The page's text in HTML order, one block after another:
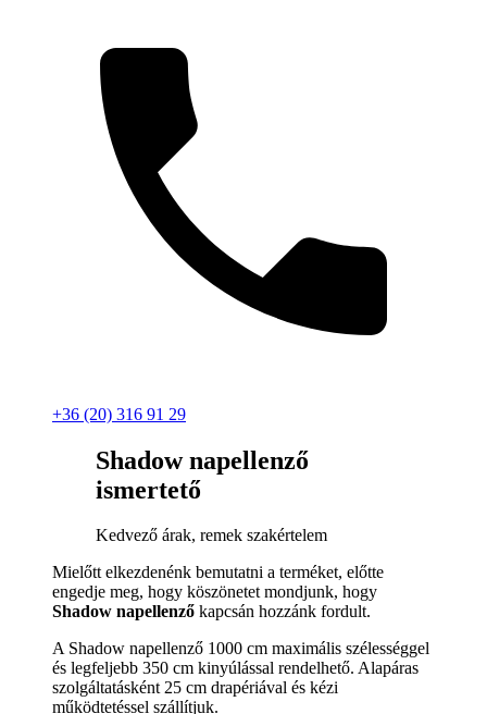
+36 (20) 316 91 29
Shadow napellenző
ismertető
Kedvező árak, remek szakértelem
Mielőtt elkezdenénk bemutatni a terméket, előtte
engedje meg, hogy köszönetet mondjunk, hogy
Shadow napellenző kapcsán hozzánk fordult.
A Shadow napellenző 1000 cm maximális szélességgel
és legfeljebb 350 cm kinyúlással rendelhető. Alapáras
szolgáltatásként 25 cm drapériával és kézi
működtetéssel szállítjuk.